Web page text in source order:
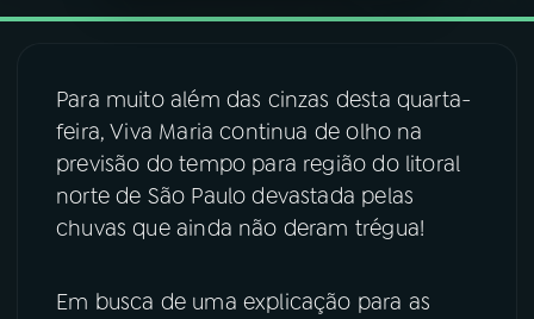
07ÚLTIMAS
08FESTIVAL DE MÚSICA
ACOMPANHE A RÁDIO NACIONAL
YouTube Facebook
Para muito além das cinzas desta quarta-
feira, Viva Maria continua de olho na
previsão do tempo para região do litoral
norte de São Paulo devastada pelas
chuvas que ainda não deram trégua!
Em busca de uma explicação para as